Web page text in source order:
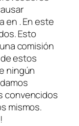
en . En este
Esto
comisión
estos
ningún
convencidos
mismos.